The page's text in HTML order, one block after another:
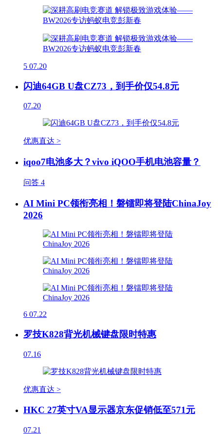
5 07.20
闪迪64GB U盘CZ73，到手价仅54.8元
07.20
优惠直达 >
iqoo7电池多大？vivo iQOO手机电池容量？
问答 4
AI Mini PC领衔亮相！磐镭即将登陆ChinaJoy
2026
6 07.22
罗技K828背光机械键盘限时特惠
07.16
优惠直达 >
HKC 27英寸VA显示器京东促销低至571元
07.21